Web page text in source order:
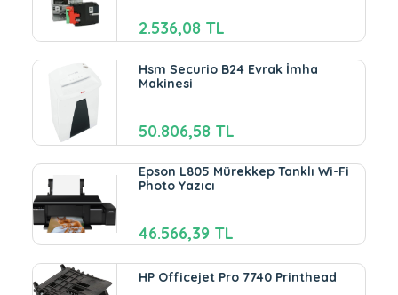
2.536,08 TL
Hsm Securio B24 Evrak İmha
Makinesi
50.806,58 TL
Epson L805 Mürekkep Tanklı Wi-Fi
Photo Yazıcı
46.566,39 TL
HP Officejet Pro 7740 Printhead